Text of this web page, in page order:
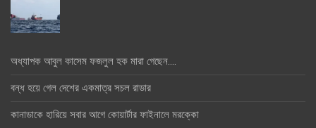
অধ্যাপক আবুল কাসেম ফজলুল হক মারা গেছেন….
বন্ধ হয়ে গেল দেশের একমাত্র সচল রাডার
কানাডাকে হারিয়ে সবার আগে কোয়ার্টার ফাইনালে মরক্কো